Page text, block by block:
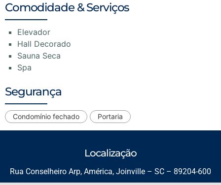
Comodidade & Serviços
Elevador
Hall Decorado
Sauna Seca
Spa
Segurança
Condomínio fechado Portaria
Localização
Rua Conselheiro Arp, América, Joinville – SC – 89204-600